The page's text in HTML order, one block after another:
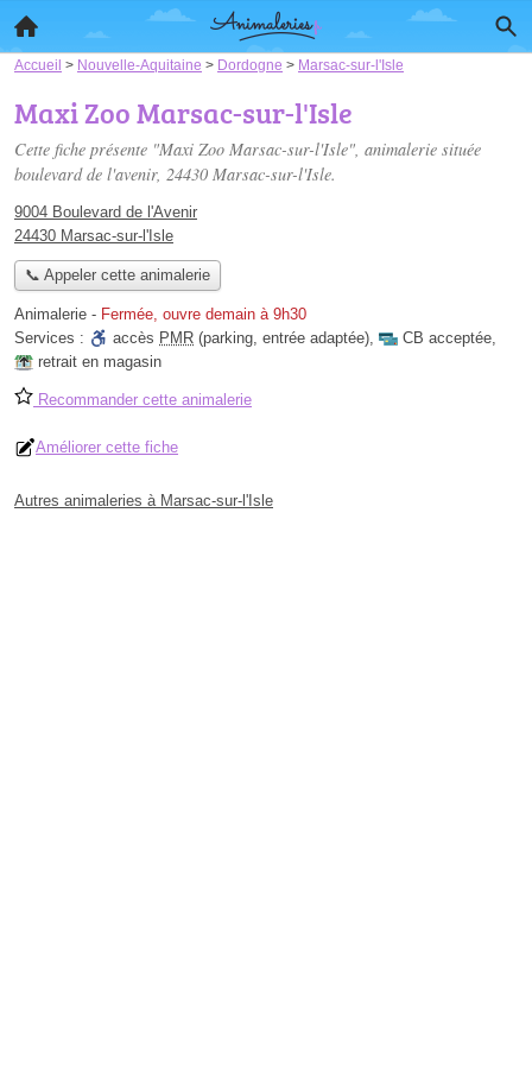
Accueil > Nouvelle-Aquitaine > Dordogne > Marsac-sur-l'Isle
Maxi Zoo Marsac-sur-l'Isle
Cette fiche présente "Maxi Zoo Marsac-sur-l'Isle", animalerie située
boulevard de l'avenir, 24430 Marsac-sur-l'Isle.
9004 Boulevard de l'Avenir
24430 Marsac-sur-l'Isle
📞 Appeler cette animalerie
Animalerie - Fermée, ouvre demain à 9h30
Services :
accès PMR (parking, entrée adaptée), CB acceptée,
retrait en magasin
Recommander cette animalerie
Améliorer cette fiche
Autres animaleries à Marsac-sur-l'Isle